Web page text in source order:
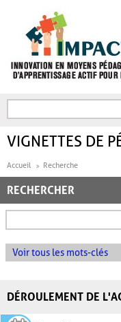
FORMULAIRE DE
VIGNETTES DE
Accueil Recherche
RECHERCHER
Voir tous les mots-clés
DÉROULEMENT DE